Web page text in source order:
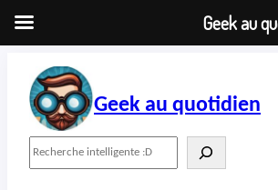
contenu
Geek au quotidien
Geek au